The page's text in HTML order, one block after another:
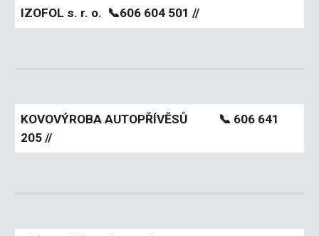
IZOFOL s. r. o. 📞606 604 501 //
KOVOVÝROBA AUTOPŘÍVĚSŮ 📞 606 641
205 //